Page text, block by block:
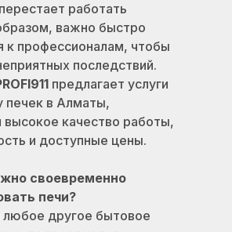
работать
важно быстро
к профессионалам, чтобы
последствий.
предлагает услуги
печек в Алматы,
высокое качество работы,
и доступные цены.
своевременно
печи?
любое другое бытовое